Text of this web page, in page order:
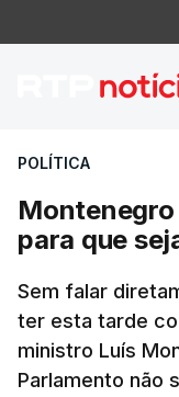
POLÍTICA
para que
Sem falar
ter esta tarde
ministro Luís
Parlamento não